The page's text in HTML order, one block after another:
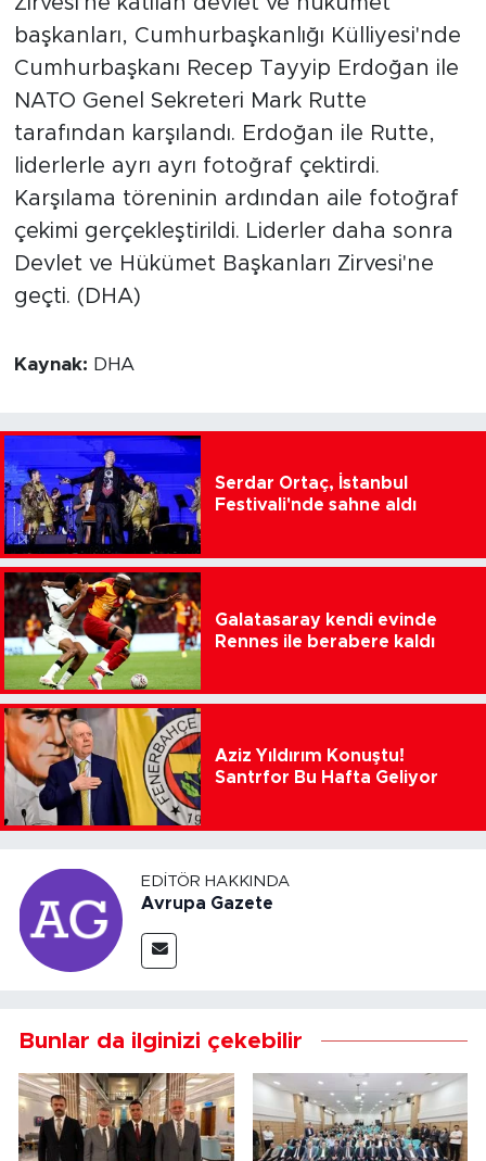
başkanları, Cumhurbaşkanlığı Külliyesi'nde
Cumhurbaşkanı Recep Tayyip Erdoğan ile
NATO Genel Sekreteri Mark Rutte
tarafından karşılandı. Erdoğan ile Rutte,
liderlerle ayrı ayrı fotoğraf çektirdi.
Karşılama töreninin ardından aile fotoğraf
çekimi gerçekleştirildi. Liderler daha sonra
Devlet ve Hükümet Başkanları Zirvesi'ne
geçti. (DHA)
Kaynak: DHA
Serdar Ortaç, İstanbul
Festivali'nde sahne aldı
Galatasaray kendi evinde
Rennes ile berabere kaldı
Aziz Yıldırım Konuştu!
Santrfor Bu Hafta Geliyor
EDITÖR HAKKINDA
Avrupa Gazete
Bunlar da ilginizi çekebilir